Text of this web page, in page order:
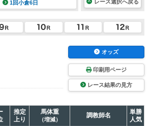
1回小倉6日 レース選択へ戻る
オッズ
印刷用ページ
レース結果の見方
推定
上り
馬体重
（増減）
調教師名
単勝
人気